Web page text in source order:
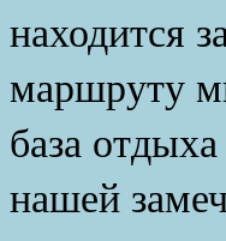
находится
маршруту
база
нашей